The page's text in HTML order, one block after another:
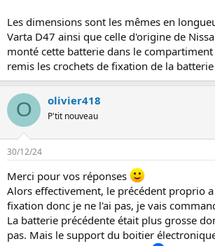
Les dimensions sont les mêmes en
Varta D47 ainsi que celle d'origine de
monté cette batterie dans le
remis les crochets de fixation de la batterie
O olivier418
P'tit nouveau
30/12/24
Merci pour vos réponses
Alors effectivement, le précédent proprio
fixation donc je ne l'ai pas, je vais
La batterie précédente était plus grosse
pas. Mais le support du boitier